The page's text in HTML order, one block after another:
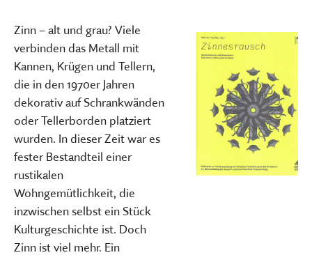
Zinn – alt und grau? Viele
verbinden das Metall mit
Kannen, Krügen und Tellern,
die in den 1970er Jahren
dekorativ auf Schrankwänden
oder Tellerborden platziert
wurden. In dieser Zeit war es
fester Bestandteil einer
rustikalen
Wohngemütlichkeit, die
inzwischen selbst ein Stück
Kulturgeschichte ist. Doch
Zinn ist viel mehr. Ein